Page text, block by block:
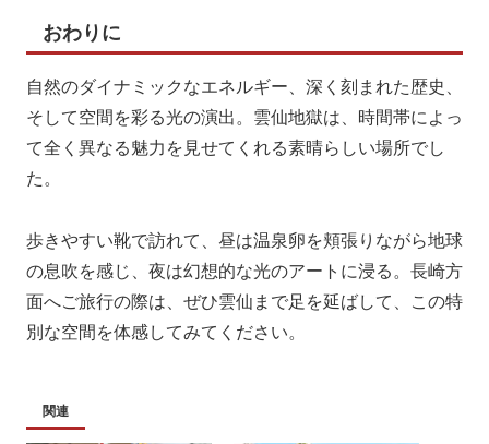
おわりに
自然のダイナミックなエネルギー、深く刻まれた歴史、
そして空間を彩る光の演出。雲仙地獄は、時間帯によっ
て全く異なる魅力を見せてくれる素晴らしい場所でし
た。
歩きやすい靴で訪れて、昼は温泉卵を頬張りながら地球
の息吹を感じ、夜は幻想的な光のアートに浸る。長崎方
面へご旅行の際は、ぜひ雲仙まで足を延ばして、この特
別な空間を体感してみてください。
関連